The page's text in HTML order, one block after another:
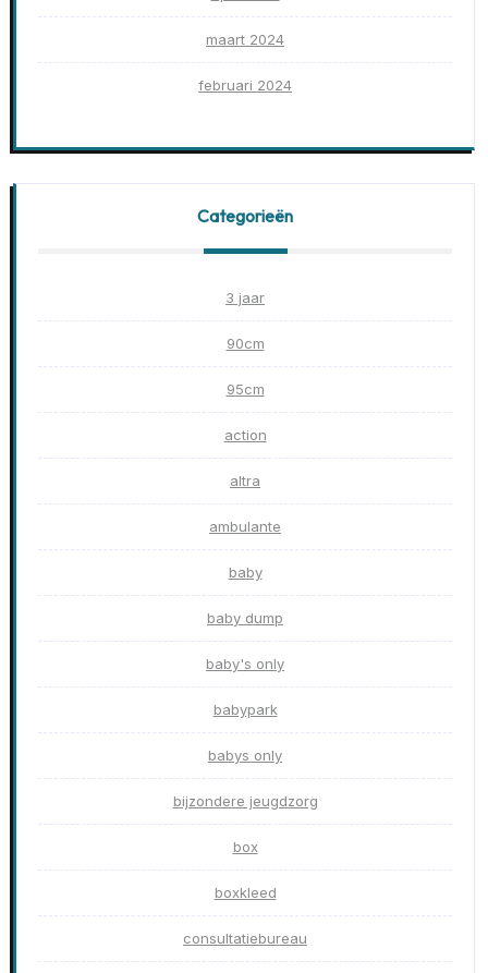
maart 2024
februari 2024
Categorieën
3 jaar
90cm
95cm
action
altra
ambulante
baby
baby dump
baby's only
babypark
babys only
bijzondere jeugdzorg
box
boxkleed
consultatiebureau